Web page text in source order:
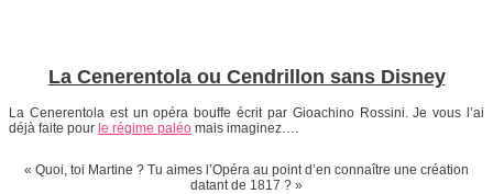
La Cenerentola ou Cendrillon sans Disney
La Cenerentola est un opéra bouffe écrit par Gioachino Rossini. Je vous l’ai
déjà faite pour le régime paléo mais imaginez….
« Quoi, toi Martine ? Tu aimes l’Opéra au point d’en connaître une création
datant de 1817 ? »